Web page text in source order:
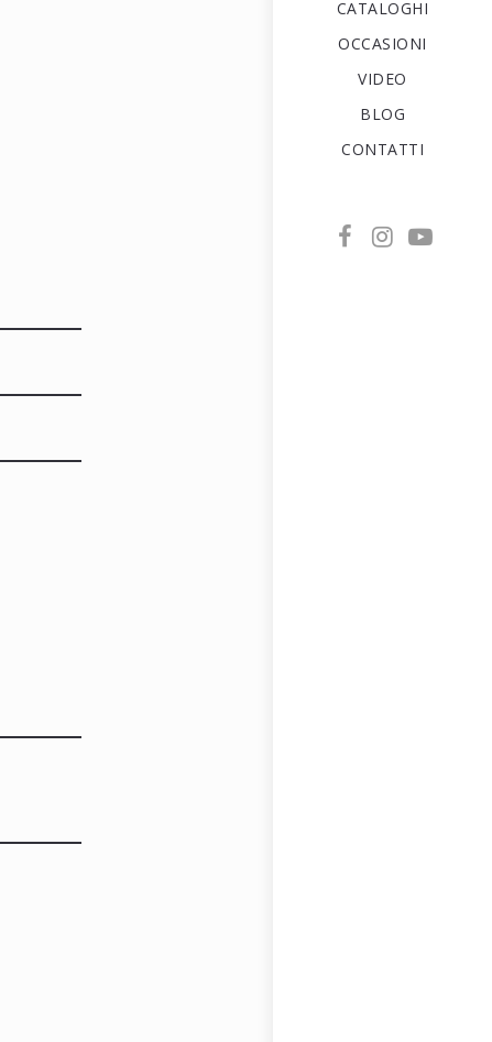
CATALOGHI
OCCASIONI
VIDEO
BLOG
CONTATTI